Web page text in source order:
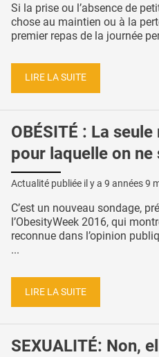
Si la prise ou l’absence de
chose au maintien ou à la
premier repas de la journée
LIRE LA SUITE
OBÉSITÉ : La
pour laquelle on
Actualité publiée il y a 9 années 9
C’est un nouveau sondage,
l’ObesityWeek 2016, qui
reconnue dans l’opinion
...
LIRE LA SUITE
SEXUALITÉ: Non,